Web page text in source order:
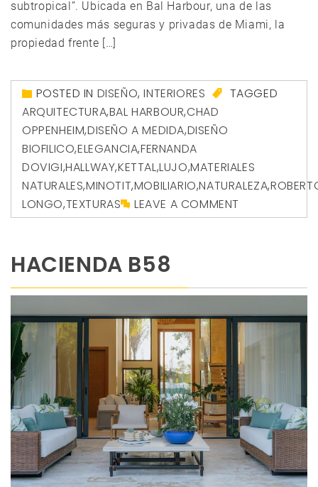
subtropical”. Ubicada en Bal Harbour, una de las
comunidades más seguras y privadas de Miami, la
propiedad frente […]
POSTED IN DISEÑO,INTERIORES
TAGGED
ARQUITECTURA,BAL HARBOUR,CHAD
OPPENHEIM,DISEÑO A MEDIDA,DISEÑO
BIOFILICO,ELEGANCIA,FERNANDA
DOVIGI,HALLWAY,KETTAL,LUJO,MATERIALES
NATURALES,MINOTIT,MOBILIARIO,NATURALEZA,
LONGO,TEXTURAS LEAVE A COMMENT
HACIENDA B58